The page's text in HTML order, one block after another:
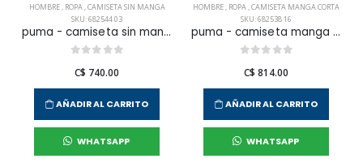
HOMBRE, ROPA,CAMISETA SIN MANGA
SKU: 682544 03
puma - camiseta sin manga ess logo para hombre
C$ 740.00
AÑADIR AL CARRITO
WHATSAPP
HOMBRE, ROPA,CAMISETA MANGA CORTA
SKU: 682538 16
puma - camiseta manga corta ess small logo tee para hombre
C$ 814.00
AÑADIR AL CARRITO
WHATSAPP